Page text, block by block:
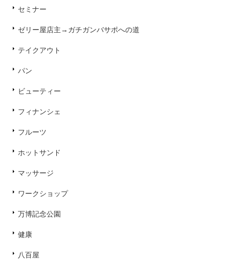
セミナー
ゼリー屋店主→ガチガンバサポへの道
テイクアウト
パン
ビューティー
フィナンシェ
フルーツ
ホットサンド
マッサージ
ワークショップ
万博記念公園
健康
八百屋